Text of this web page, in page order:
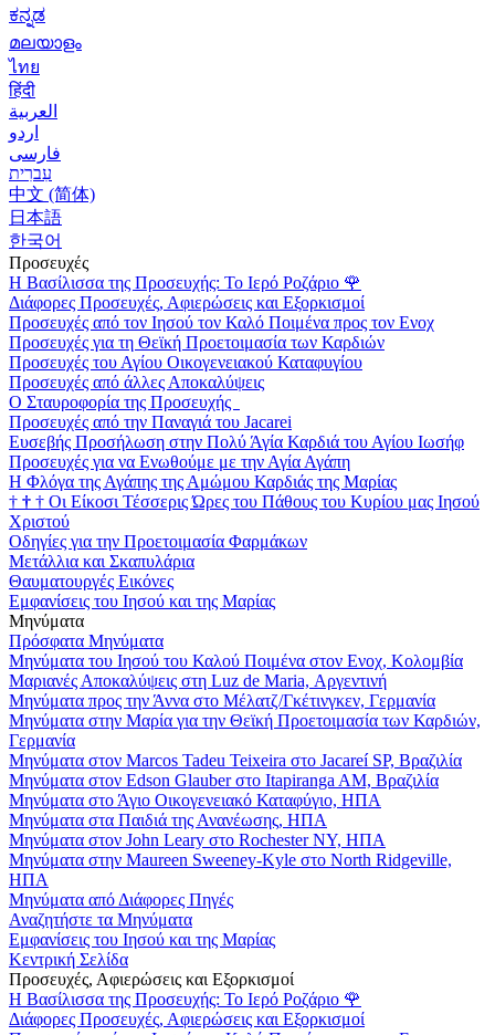
ಕನ್ನಡ
മലയാളം
ไทย
हिंदी
العربية
اردو
فارسی
עִברִית
中文 (简体)
日本語
한국어
Προσευχές
Η Βασίλισσα της Προσευχής: Το Ιερό Ροζάριο 🌹
Διάφορες Προσευχές, Αφιερώσεις και Εξορκισμοί
Προσευχές από τον Ιησού τον Καλό Ποιμένα προς τον Ενοχ
Προσευχές για τη Θεϊκή Προετοιμασία των Καρδιών
Προσευχές του Αγίου Οικογενειακού Καταφυγίου
Προσευχές από άλλες Αποκαλύψεις
Ο Σταυροφορία της Προσευχής
Προσευχές από την Παναγιά του Jacarei
Ευσεβής Προσήλωση στην Πολύ Άγία Καρδιά του Αγίου Ιωσήφ
Προσευχές για να Ενωθούμε με την Αγία Αγάπη
Η Φλόγα της Αγάπης της Αμώμου Καρδιάς της Μαρίας
† † † Οι Είκοσι Τέσσερις Ώρες του Πάθους του Κυρίου μας Ιησού
Χριστού
Οδηγίες για την Προετοιμασία Φαρμάκων
Μετάλλια και Σκαπυλάρια
Θαυματουργές Εικόνες
Εμφανίσεις του Ιησού και της Μαρίας
Μηνύματα
Πρόσφατα Μηνύματα
Μηνύματα του Ιησού του Καλού Ποιμένα στον Ενοχ, Κολομβία
Μαριανές Αποκαλύψεις στη Luz de Maria, Αργεντινή
Μηνύματα προς την Άννα στο Μέλατζ/Γκέτινγκεν, Γερμανία
Μηνύματα στην Μαρία για την Θεϊκή Προετοιμασία των Καρδιών,
Γερμανία
Μηνύματα στον Marcos Tadeu Teixeira στο Jacareí SP, Βραζιλία
Μηνύματα στον Edson Glauber στο Itapiranga AM, Βραζιλία
Μηνύματα στο Άγιο Οικογενειακό Καταφύγιο, ΗΠΑ
Μηνύματα στα Παιδιά της Ανανέωσης, ΗΠΑ
Μηνύματα στον John Leary στο Rochester NY, ΗΠΑ
Μηνύματα στην Maureen Sweeney-Kyle στο North Ridgeville,
ΗΠΑ
Μηνύματα από Διάφορες Πηγές
Αναζητήστε τα Μηνύματα
Εμφανίσεις του Ιησού και της Μαρίας
Κεντρική Σελίδα
Προσευχές, Αφιερώσεις και Εξορκισμοί
Η Βασίλισσα της Προσευχής: Το Ιερό Ροζάριο 🌹
Διάφορες Προσευχές, Αφιερώσεις και Εξορκισμοί